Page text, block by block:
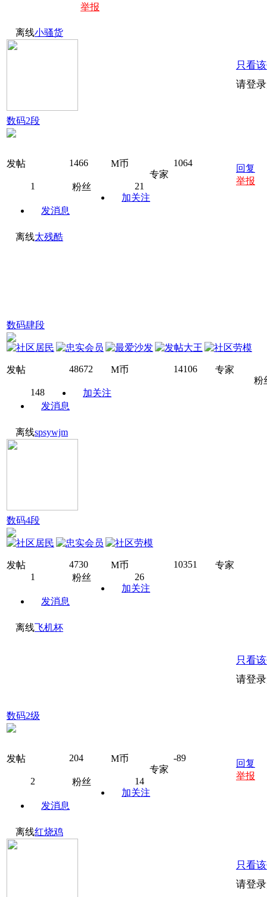
举报
离线小骚货
数码2段
发帖 1466 M币
1064
专家
1
粉丝
21
加关注
发消息
只看
请登
回复
举报
离线太残酷
数码肆段
发帖 48672 M币 14106
专家
粉
148
加关注
发消息
离线spsywjm
数码4段
发帖 4730 M币 10351
专家
1
粉丝
26
加关注
发消息
离线飞机杯
数码2级
发帖 204 M币
-89
专家
2
粉丝
14
加关注
发消息
只看
请登
回复
举报
离线红烧鸡
只看
请登